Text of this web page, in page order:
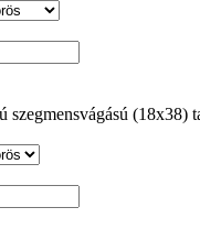
szegmensvágású (18x38)